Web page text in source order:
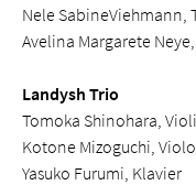
Nele
Avelina Margarete
Landysh Trio
Tomoka Shinohara,
Kotone Mizoguchi,
Yasuko Furumi, Klavier